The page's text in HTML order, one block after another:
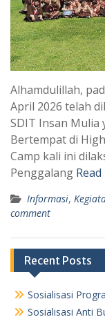
Alhamdulillah,
April 2026 telah
SDIT Insan Mulia
Bertempat di
Camp kali ini
Penggalang
Informasi,
comment
Recent Posts
Sosialisasi
Sosialisasi Anti